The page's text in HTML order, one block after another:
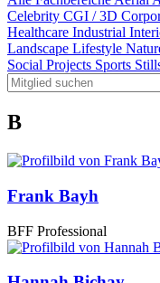
Celebrity CGI / 3D
Healthcare Industrial
Landscape Lifestyle
Social Projects Sports
B
Frank Bayh
BFF Professional